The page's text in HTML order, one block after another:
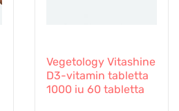
Vegetology Vitashine
D3-vitamin tabletta
1000 iu 60 tabletta